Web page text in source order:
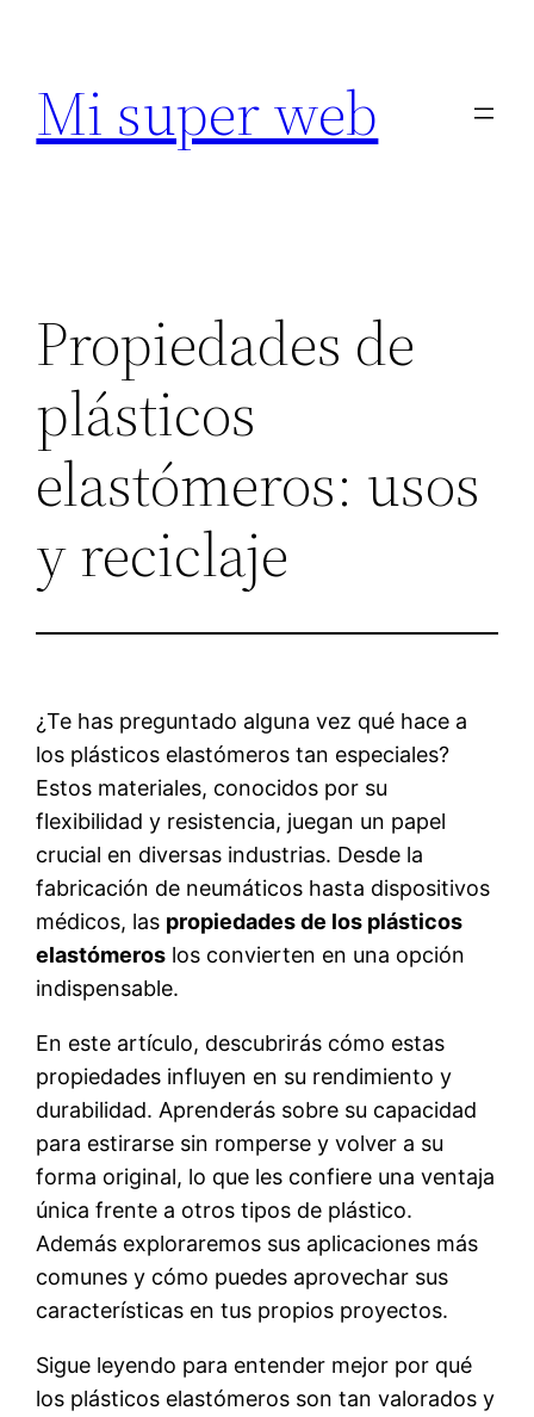
contenido
Mi super web
Propiedades de
plásticos
elastómeros: usos
y reciclaje
¿Te has preguntado alguna vez qué hace a
los plásticos elastómeros tan especiales?
Estos materiales, conocidos por su
flexibilidad y resistencia, juegan un papel
crucial en diversas industrias. Desde la
fabricación de neumáticos hasta dispositivos
médicos, las propiedades de los plásticos
elastómeros los convierten en una opción
indispensable.
En este artículo, descubrirás cómo estas
propiedades influyen en su rendimiento y
durabilidad. Aprenderás sobre su capacidad
para estirarse sin romperse y volver a su
forma original, lo que les confiere una ventaja
única frente a otros tipos de plástico.
Además exploraremos sus aplicaciones más
comunes y cómo puedes aprovechar sus
características en tus propios proyectos.
Sigue leyendo para entender mejor por qué
los plásticos elastómeros son tan valorados y